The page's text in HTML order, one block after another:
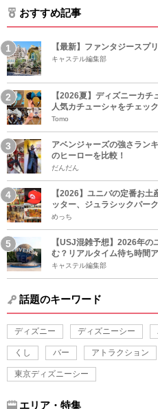
おすすめ記事
【最新】ファンタジースプ
キャステル編集部
【2026夏】ディズニーカ
人気カチューシャをチェック
Tomo
アベンジャーズの強さラン
のヒーローを比較！
だんだん
【2026】ユニバの定番お
ッター、ジュラシックパー
めっち
【USJ混雑予想】2026年
む？リアルタイム待ち時間
キャステル編集部
話題のキーワード
ディズニー ディズニーシー
くし バー アトラクション
東京ディズニーシー
エリア・特集